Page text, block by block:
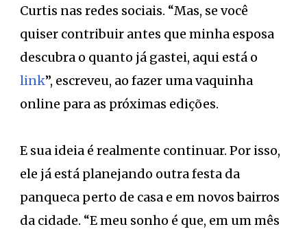
Curtis nas redes sociais. “Mas, se você
quiser contribuir antes que minha esposa
descubra o quanto já gastei, aqui está o
link”, escreveu, ao fazer uma vaquinha
online para as próximas edições.
E sua ideia é realmente continuar. Por isso,
ele já está planejando outra festa da
panqueca perto de casa e em novos bairros
da cidade. “E meu sonho é que, em um mês